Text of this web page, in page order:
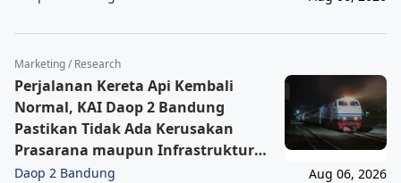
Marketing / Research
Perjalanan Kereta Api Kembali
Normal, KAI Daop 2 Bandung
Pastikan Tidak Ada Kerusakan
Prasarana maupun Infrastruktur
Operasional Pasca Gempa
Daop 2 Bandung Aug 06, 2026